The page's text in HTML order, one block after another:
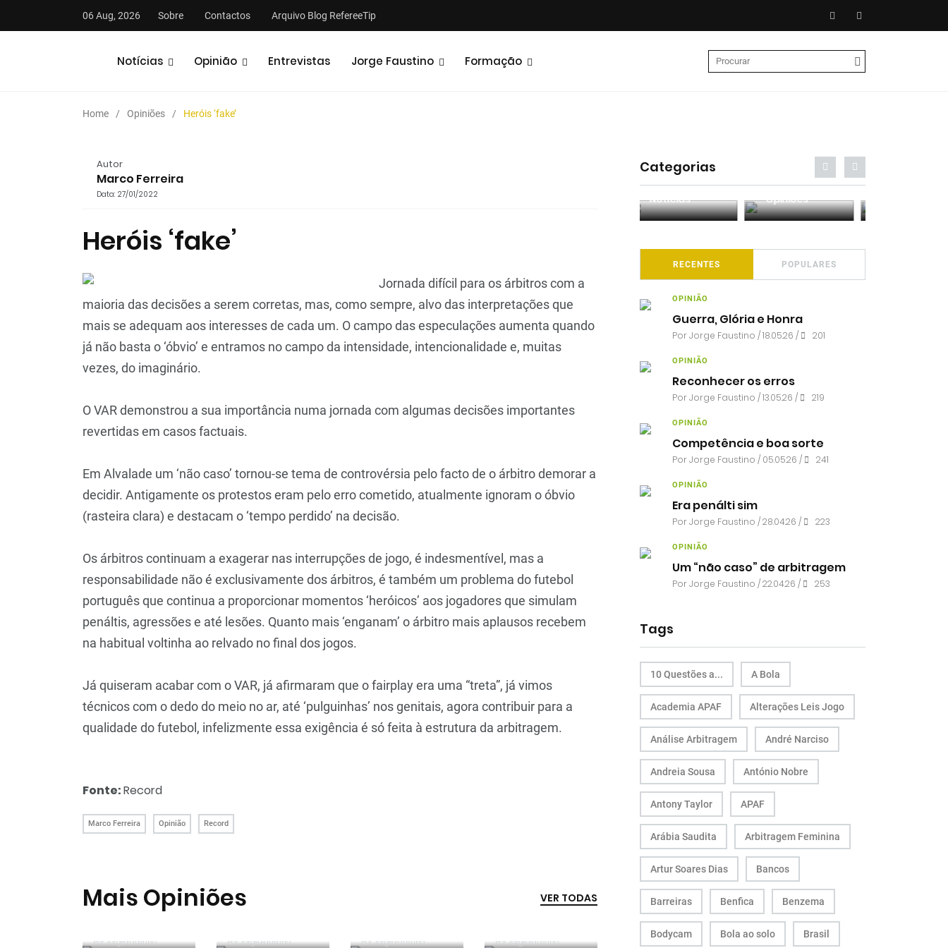
06 Aug, 2026 Sobre Contactos Arquivo Blog RefereeTip
Notícias Opinião Entrevistas Jorge Faustino Formação
Home Opiniões Heróis ‘fake’
Autor
Marco Ferreira
Data: 27/01/2022
Heróis ‘fake’
Jornada difícil para os árbitros com a
maioria das decisões a serem corretas, mas, como sempre, alvo das interpretações que
mais se adequam aos interesses de cada um. O campo das especulações aumenta quando
já não basta o ‘óbvio’ e entramos no campo da intensidade, intencionalidade e, muitas
vezes, do imaginário.
O VAR demonstrou a sua importância numa jornada com algumas decisões importantes
revertidas em casos factuais.
Em Alvalade um ‘não caso’ tornou-se tema de controvérsia pelo facto de o árbitro demorar a
decidir. Antigamente os protestos eram pelo erro cometido, atualmente ignoram o óbvio
(rasteira clara) e destacam o ‘tempo perdido’ na decisão.
Os árbitros continuam a exagerar nas interrupções de jogo, é indesmentível, mas a
responsabilidade não é exclusivamente dos árbitros, é também um problema do futebol
português que continua a proporcionar momentos ‘heróicos’ aos jogadores que simulam
penáltis, agressões e até lesões. Quanto mais ‘enganam’ o árbitro mais aplausos recebem
na habitual voltinha ao relvado no final dos jogos.
Já quiseram acabar com o VAR, já afirmaram que o fairplay era uma “treta”, já vimos
técnicos com o dedo do meio no ar, até ‘pulguinhas’ nos genitais, agora contribuir para a
qualidade do futebol, infelizmente essa exigência é só feita à estrutura da arbitragem.
Fonte:Record
Marco Ferreira Opinião Record
Mais Opiniões
VER TODAS
PorJorge Faustino PorJorge Faustino PorJorge Faustino PorJorge Faustino
Entre os
Categorias
Análises Entrevistas Análises
RECENTES POPULARES
OPINIÃO
Guerra, Glória e Honra
PorJorge Faustino / 18.05.26 / 201
OPINIÃO
Reconhecer os erros
PorJorge Faustino / 13.05.26 / 219
OPINIÃO
Competência e boa sorte
PorJorge Faustino / 05.05.26 / 241
OPINIÃO
Era penálti sim
PorJorge Faustino / 28.04.26 / 223
OPINIÃO
Um “não caso” de arbitragem
PorJorge Faustino / 22.04.26 / 253
Tags
10 Questões a... A Bola
Academia APAF Alterações Leis Jogo
Análise Arbitragem André Narciso
Andreia Sousa António Nobre
Antony Taylor APAF
Arábia Saudita Arbitragem Feminina
Artur Soares Dias Bancos
Barreiras Benfica Benzema
Bodycam Bola ao solo Brasil